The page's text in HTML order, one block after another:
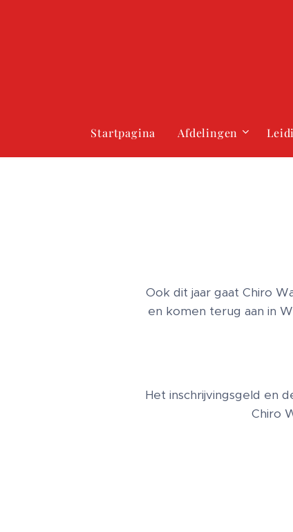
Startpagina Afdelingen
Ook dit jaar gaat Chiro
en komen terug aan in
Het inschrijvingsgeld en
Chiro